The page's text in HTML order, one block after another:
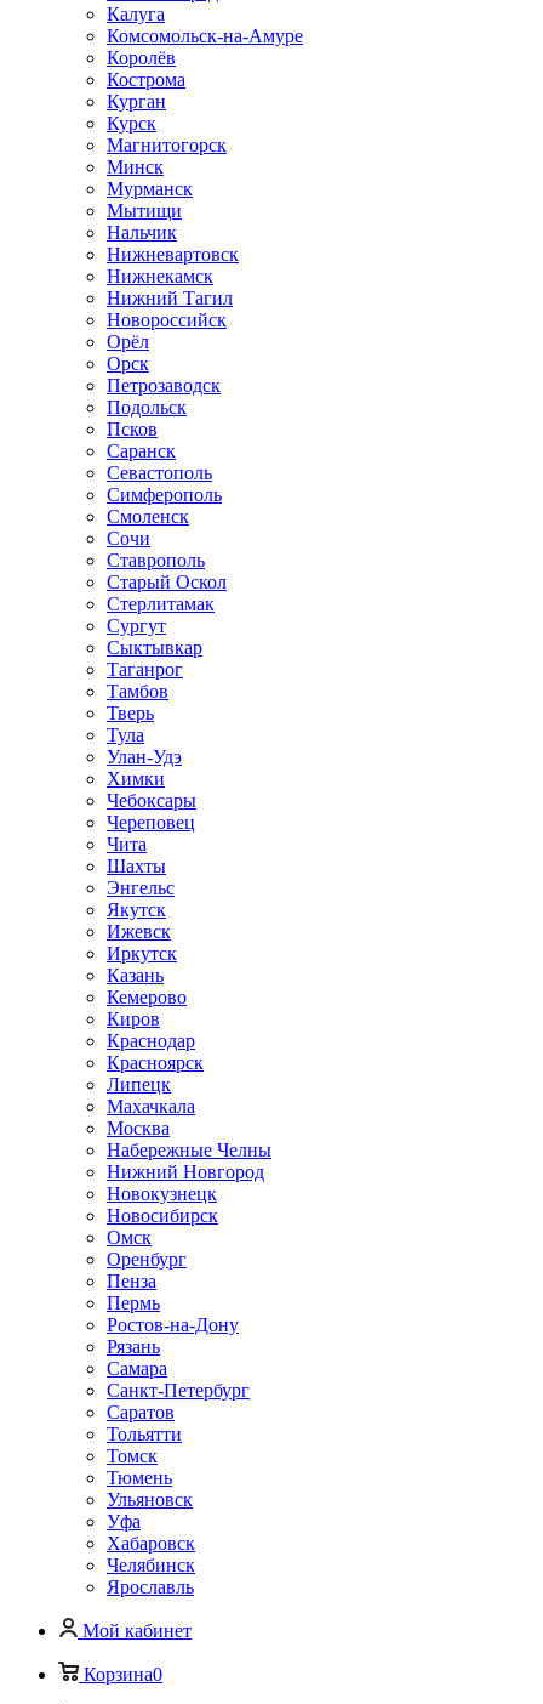
Калуга
Комсомольск-на-Амуре
Королёв
Кострома
Курган
Курск
Магнитогорск
Минск
Мурманск
Мытищи
Нальчик
Нижневартовск
Нижнекамск
Нижний Тагил
Новороссийск
Орёл
Орск
Петрозаводск
Подольск
Псков
Саранск
Севастополь
Симферополь
Смоленск
Сочи
Ставрополь
Старый Оскол
Стерлитамак
Сургут
Сыктывкар
Таганрог
Тамбов
Тверь
Тула
Улан-Удэ
Химки
Чебоксары
Череповец
Чита
Шахты
Энгельс
Якутск
Ижевск
Иркутск
Казань
Кемерово
Киров
Краснодар
Красноярск
Липецк
Махачкала
Москва
Набережные Челны
Нижний Новгород
Новокузнецк
Новосибирск
Омск
Оренбург
Пенза
Пермь
Ростов-на-Дону
Рязань
Самара
Санкт-Петербург
Саратов
Тольятти
Томск
Тюмень
Ульяновск
Уфа
Хабаровск
Челябинск
Ярославль
Мой кабинет
Корзина0